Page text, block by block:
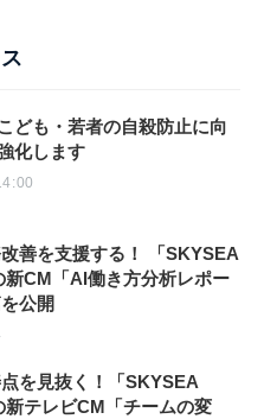
ども・若者の自殺防止に向
化します
善を支援する！ 「SKYSEA
CM「AI働き方分析レポー
公開
を見抜く！「SKYSEA
テレビCM「チームの変